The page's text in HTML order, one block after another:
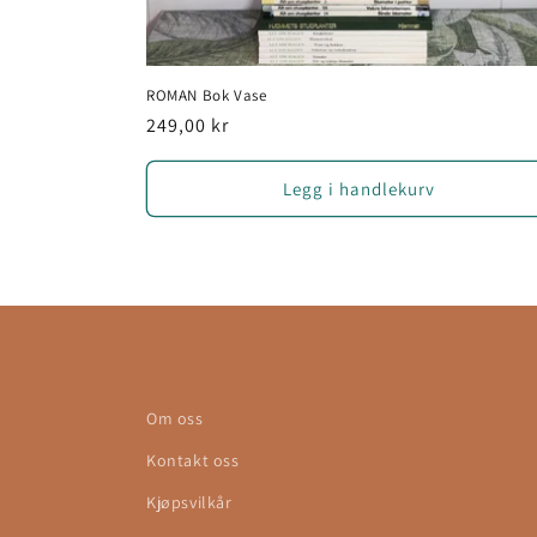
n
h
d
ROMAN Bok Vase
Vanlig
pris
249,00 kr
Legg i handlekurv
Om oss
Kontakt oss
Kjøpsvilkår